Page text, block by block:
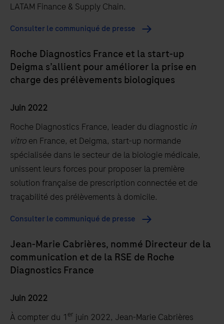
LATAM Finance & Supply Chain.
Consulter le communiqué de presse
Roche Diagnostics France et la start-up
Deigma s’allient pour améliorer la prise en
charge des prélèvements biologiques
Juin 2022
Roche Diagnostics France, leader du diagnostic in
vitro en France, et Deigma, start-up normande
spécialisée dans le secteur de la biologie médicale,
unissent leurs forces pour proposer la première
solution française de prescription connectée et de
traçabilité des prélèvements à domicile.
Consulter le communiqué de presse
Jean-Marie Cabrières, nommé Directeur de la
communication et de la RSE de Roche
Diagnostics France
Juin 2022
À compter du 1 er juin 2022, Jean-Marie Cabrières